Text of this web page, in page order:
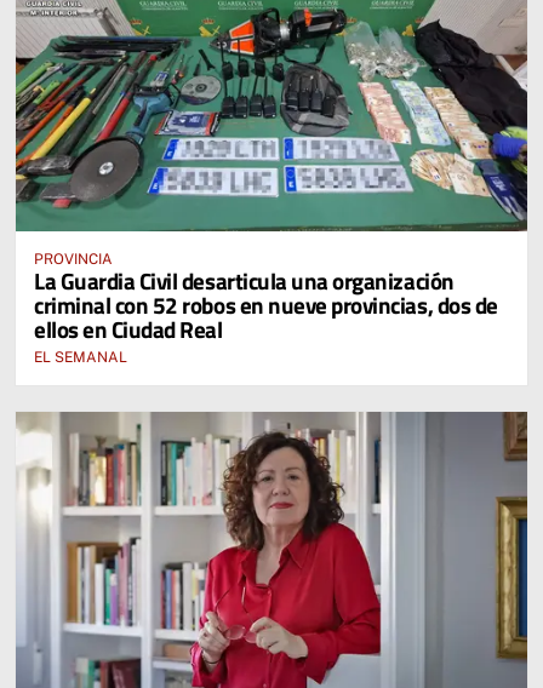
PROVINCIA
La Guardia Civil desarticula una organización
criminal con 52 robos en nueve provincias, dos de
ellos en Ciudad Real
EL SEMANAL